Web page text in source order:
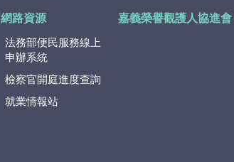
網路資源
法務部便民服務線上
申辦系統
檢察官開庭進度查詢
就業情報站
嘉義榮譽觀護人協進會